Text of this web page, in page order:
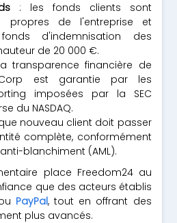
: les fonds clients sont
propres de l'entreprise et
d'indemnisation des
de 20 000 €.
transparence financière de
est garantie par les
imposées par la SEC
du NASDAQ.
nouveau client doit passer
complète, conformément
blanchiment (AML).
place Freedom24 au
que des acteurs établis
PayPal, tout en offrant des
plus avancés.